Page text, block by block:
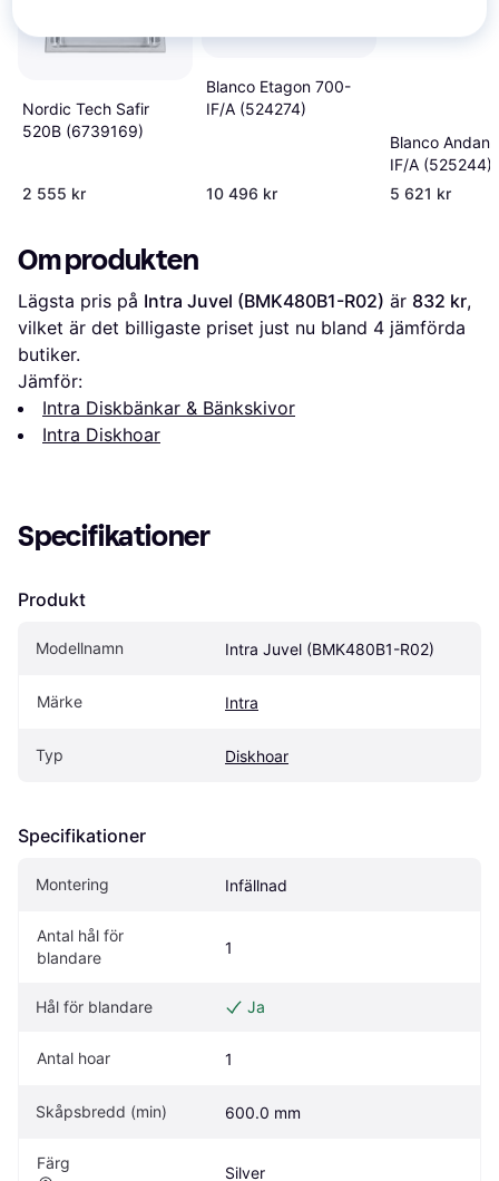
Nordic Tech Safir
520B (6739169)
2 555 kr
Blanco Etagon 700-
IF/A (524274)
10 496 kr
Blanco
IF/A (525244)
5 621 kr
Om produkten
Lägsta pris på Intra Juvel (BMK480B1-R02) är 832 kr,
vilket är det billigaste priset just nu bland 4 jämförda
butiker.
Jämför:
Intra Diskbänkar & Bänkskivor
Intra Diskhoar
Specifikationer
Produkt
Modellnamn Intra Juvel (BMK480B1-R02)
Märke Intra
Typ Diskhoar
Specifikationer
Montering Infällnad
Antal hål för
blandare
1
Hål för blandare Ja
Antal hoar 1
Skåpsbredd (min) 600.0 mm
Färg
Silver